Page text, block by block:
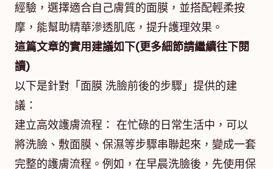
經驗，選擇適合自己膚質的面膜，並搭配輕柔按
摩，能幫助精華滲透肌底，提升護理效果。
這篇文章的實用建議如下(更多細節請繼續往下閱
讀)
以下是針對「面膜 洗臉前後的步驟」提供的建
議：
建立高效護膚流程： 在忙碌的日常生活中，可以
將洗臉、敷面膜、保濕等步驟串聯起來，變成一套
完整的護膚流程。例如，在早晨洗臉後，先使用保